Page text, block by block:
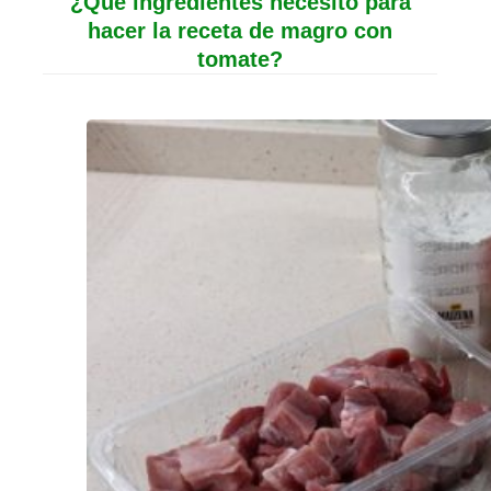
hacer la receta de magro con
tomate?